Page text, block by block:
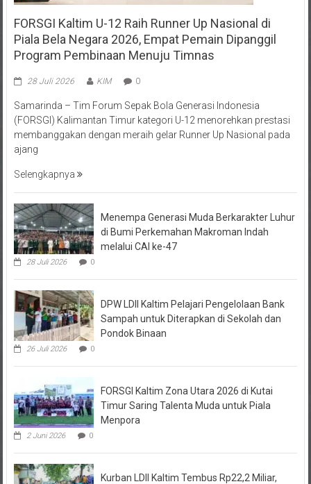
FORSGI Kaltim U-12 Raih Runner Up Nasional di
Piala Bela Negara 2026, Empat Pemain Dipanggil
Program Pembinaan Menuju Timnas
(FORSGI) Kalimantan Timur kategori U-12 menorehkan prestasi
membanggakan dengan meraih gelar Runner Up Nasional pada
ajang
di Bumi Perkemahan Makroman Indah
melalui CAI ke-47
28 Juli 2026 0
Sampah untuk Diterapkan di Sekolah dan
Pondok Binaan
26 Juli 2026 0
Timur Saring Talenta Muda untuk Piala
Menpora
2 Juni 2026 0
Perkuat Ketakwaan dan Ekonomi